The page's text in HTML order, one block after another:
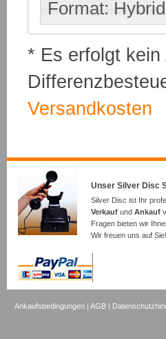
Format:
* Es erfolgt
Versandkosten
Unser Silver Disc
Silver Disc ist Ihr
Verkauf und Ankauf
Fragen bieten wir
Wir freuen uns auf Sie!
Ankaufsbedingungen |AGB |